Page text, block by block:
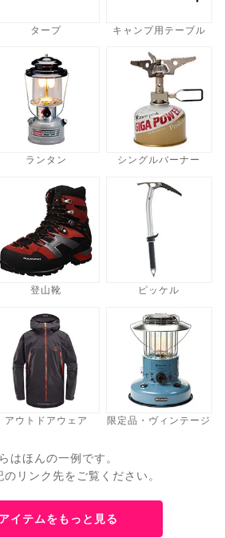
タープ キャンプ用テーブル
ランタン シングルバーナー
登山靴 ピッケル
アウトドアウェア 限定品・ヴィンテージ
はほんの一例です。
リンク先をご覧ください。
イテムをもっと見る